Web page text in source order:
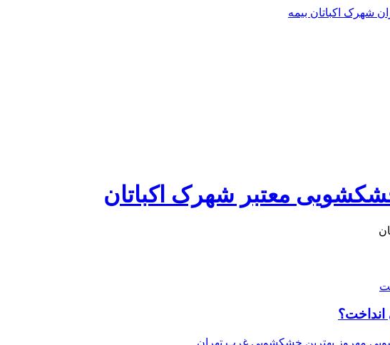
معتبر شهرک اکباتان
انداخت؟
مهروز بهترین خشکشویی غرب تهران